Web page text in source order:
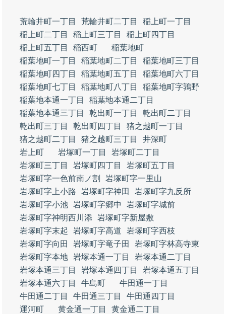
荒輪井町一丁目 荒輪井町二丁目
稲上町一丁目
稲上町二丁目
稲上町三丁目
稲上町四丁目
稲上町五丁目
稲西町
稲葉地町
稲葉地町一丁目
稲葉地町二丁目
稲葉地町三丁目
稲葉地町四丁目
稲葉地町五丁目
稲葉地町六丁目
稲葉地町七丁目
稲葉地町八丁目
稲葉地町字鶉野
稲葉地本通一丁目
稲葉地本通二丁目
稲葉地本通三丁目
乾出町一丁目
乾出町二丁目
乾出町三丁目
乾出町四丁目
猪之越町一丁目
猪之越町二丁目
猪之越町三丁目
井深町
岩上町
岩塚町一丁目
岩塚町二丁目
岩塚町三丁目
岩塚町四丁目
岩塚町五丁目
岩塚町字一色前南ノ割
岩塚町字一里山
岩塚町字上小路
岩塚町字神田
岩塚町字九反所
岩塚町字小池 岩塚町字郷中
岩塚町字城前
岩塚町字神明西川添
岩塚町字新屋敷
岩塚町字末起
岩塚町字高道
岩塚町字西枝
岩塚町字向田
岩塚町字竜子田
岩塚町字林高寺東
岩塚町字本地 岩塚本通一丁目
岩塚本通二丁目
岩塚本通三丁目
岩塚本通四丁目
岩塚本通五丁目
岩塚本通六丁目
牛島町
牛田通一丁目
牛田通二丁目
牛田通三丁目
牛田通四丁目
運河町
黄金通一丁目
黄金通二丁目